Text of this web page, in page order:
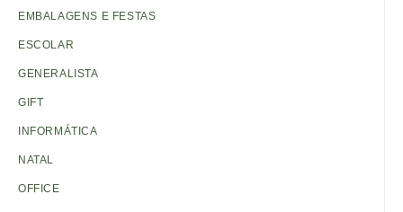
EMBALAGENS E FESTAS
ESCOLAR
GENERALISTA
GIFT
INFORMÁTICA
NATAL
OFFICE